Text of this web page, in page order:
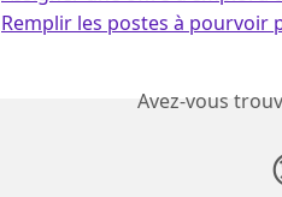
Remplir les postes à pourvoir
Avez-vous